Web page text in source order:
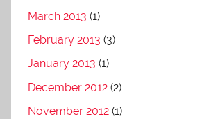
March 2013 (1)
February 2013 (3)
January 2013 (1)
December 2012 (2)
November 2012 (1)